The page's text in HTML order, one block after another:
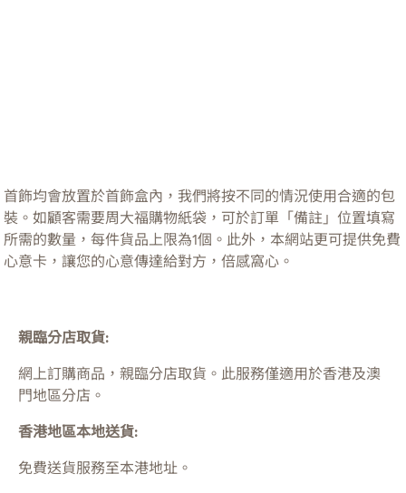
首飾均會放置於首飾盒內，我們將按不同的情況使用合適的包
裝。如顧客需要周大福購物紙袋，可於訂單「備註」位置填寫
所需的數量，每件貨品上限為1個。此外，本網站更可提供免費
心意卡，讓您的心意傳達給對方，倍感窩心。
親臨分店取貨:
網上訂購商品，親臨分店取貨。此服務僅適用於香港及澳
門地區分店。
香港地區本地送貨:
免費送貨服務至本港地址。